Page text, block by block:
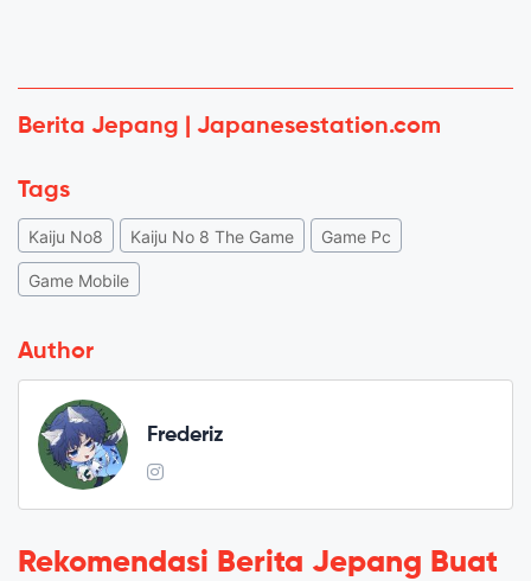
Berita Jepang | Japanesestation.com
Tags
Kaiju No8 Kaiju No 8 The Game Game Pc
Game Mobile
Author
Frederiz
Rekomendasi Berita Jepang Buat